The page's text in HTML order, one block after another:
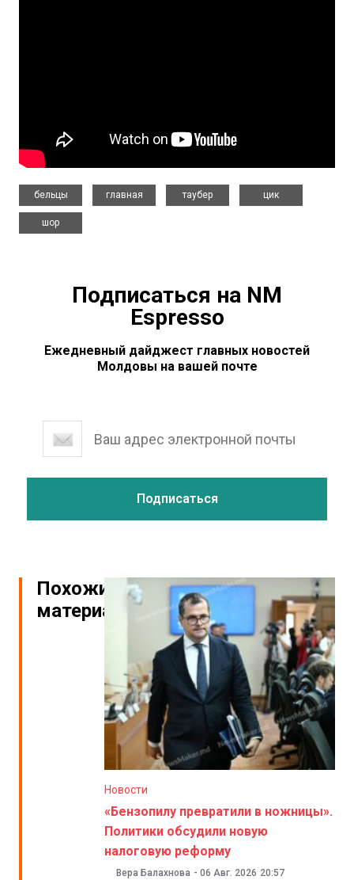
бельцы
главная
таубер
цик
шор
Подписаться на NM
Espresso
Ежедневный дайджест главных новостей
Молдовы на вашей почте
Похожие
материалы
Новости
«Бензопилу превратили в ножницы».
Политики обсудили новую
налоговую реформу
Вера Балахнова - 06 Авг. 2026 20:57